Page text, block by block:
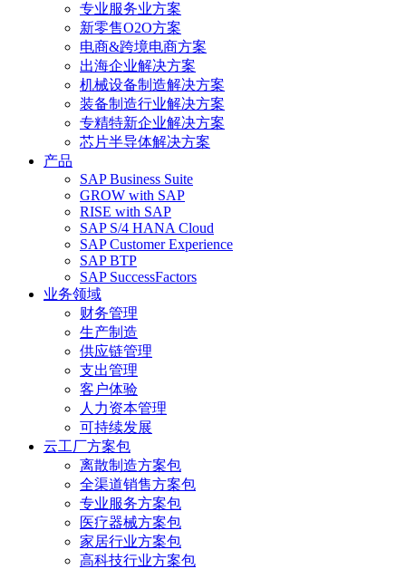
专业服务业方案
新零售O2O方案
电商&跨境电商方案
出海企业解决方案
机械设备制造解决方案
装备制造行业解决方案
专精特新企业解决方案
芯片半导体解决方案
产品
SAP Business Suite
GROW with SAP
RISE with SAP
SAP S/4 HANA Cloud
SAP Customer Experience
SAP BTP
SAP SuccessFactors
业务领域
财务管理
生产制造
供应链管理
支出管理
客户体验
人力资本管理
可持续发展
云工厂方案包
离散制造方案包
全渠道销售方案包
专业服务方案包
医疗器械方案包
家居行业方案包
高科技行业方案包